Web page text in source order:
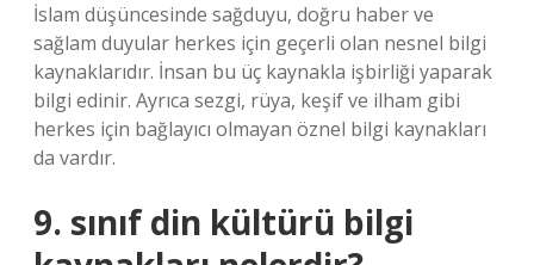
İslam düşüncesinde sağduyu, doğru haber ve
sağlam duyular herkes için geçerli olan nesnel bilgi
kaynaklarıdır. İnsan bu üç kaynakla işbirliği yaparak
bilgi edinir. Ayrıca sezgi, rüya, keşif ve ilham gibi
herkes için bağlayıcı olmayan öznel bilgi kaynakları
da vardır.
9. sınıf din kültürü bilgi